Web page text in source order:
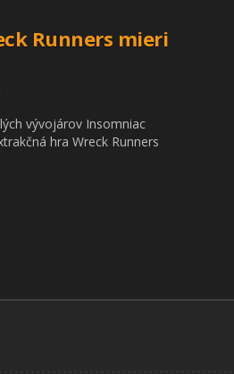
Runners mieri
vývojárov Insomniac
hra Wreck Runners